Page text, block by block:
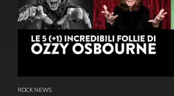
ROCK NEWS